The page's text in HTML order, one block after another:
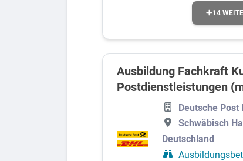
Finanzen, Versicherungen und
IT und EDV
Glas, Holz, Papier und Farbe
Mechatronik
Umwelt, Landwirtschaft und Tiere
14
Ausbildung Fachkraft
Postdienstleistungen
Deutsche Post
Schwäbisch
Deutschland